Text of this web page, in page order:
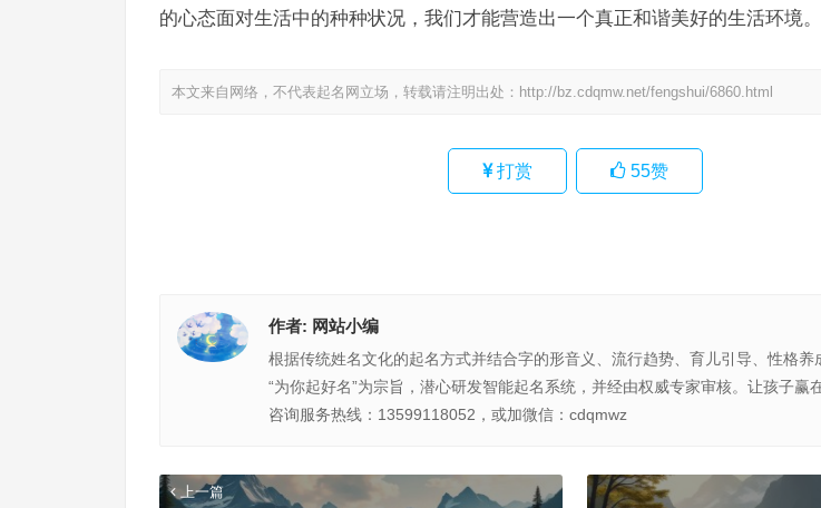
的心态面对生活中的种种状况，我们才能营造出一个真正和谐美好的生活环境。
本文来自网络，不代表起名网立场，转载请注明出处： http://bz.cdqmw.net/fengshui/6860.html
打赏 55赞
作者: 网站小编
根据传统姓名文化的起名方式并结合字的形音义、流行趋势、育儿引导、性格养
“为你起好名”为宗旨，潜心研发智能起名系统，并经由权威专家审核。让孩子赢
咨询服务热线：13599118052，或加微信：cdqmwz
上一篇